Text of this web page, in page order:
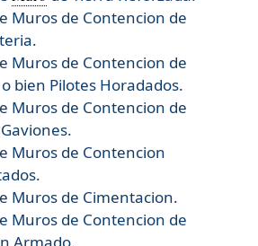
Muros de Contencion de
Muros de Contencion de
bien Pilotes Horadados.
Muros de Contencion de
Muros de Contencion
Muros de Cimentacion.
Muros de Contencion de